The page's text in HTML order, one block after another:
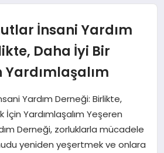
İnsani Yardım
Daha İyi Bir
Yardımlaşalım
Yardım Derneği: Birlikte,
İçin Yardımlaşalım Yeşeren
Derneği, zorluklarla mücadele
yeniden yeşertmek ve onlara